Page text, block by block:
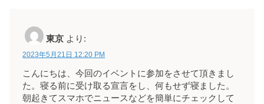
東京 より:
2023年5月21日 12:20 PM
こんにちは、今回のイベントに参加をさせて頂きまし
た。寝る前に受け取る宣言をし、何もせず寝ました。
朝起きてスマホでニュースなどを簡単にチェックして